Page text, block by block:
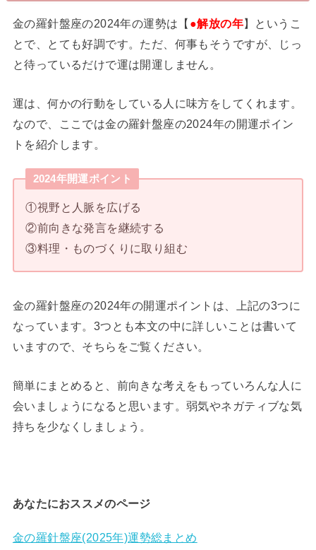
金の羅針盤座の2024年の運勢は【 ●解放の年】というこ
とで、とても好調です。ただ、何事もそうですが、じっ
と待っているだけで運は開運しません。
運は、何かの行動をしている人に味方をしてくれます。
なので、ここでは金の羅針盤座の2024年の開運ポイン
トを紹介します。
2024年開運ポイント
①視野と人脈を広げる
②前向きな発言を継続する
③料理・ものづくりに取り組む
金の羅針盤座の2024年の開運ポイントは、上記の3つに
なっています。3つとも本文の中に詳しいことは書いて
いますので、そちらをご覧ください。
簡単にまとめると、前向きな考えをもっていろんな人に
会いましょうになると思います。弱気やネガティブな気
持ちを少なくしましょう。
あなたにおススメのページ
金の羅針盤座(2025年)運勢総まとめ